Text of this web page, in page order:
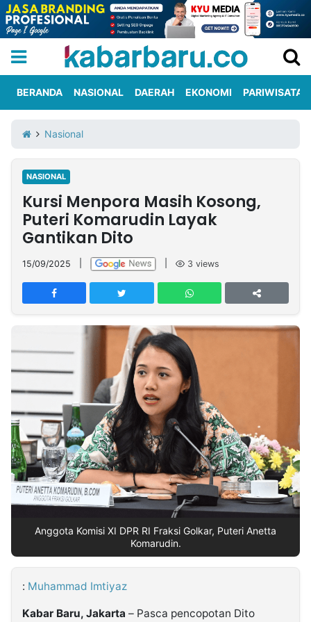
Iklan
Berita
Kami
Nasional
International
Olahraga
Entertainment
Daerah
Pariwisata
Kuliner
Kolom
Network
PT
TREETAN
Partner
Insight
NTB
Suara
Time
Lens
IDN
Daily
Jogja
Jalan
Rakyat
Idealita
News
Kita
Notice
Dinamikapost.com
Radar
Baru
Seedbacklink
Follow
Kabarbaru
BERANDA NASIONAL DAERAH EKONOMI PARIWISATA
Nasional
NASIONAL
Kursi Menpora Masih Kosong,
Puteri Komarudin Layak
Gantikan Dito
15/09/2025 3 views
Anggota Komisi XI DPR RI Fraksi Golkar, Puteri Anetta
Komarudin.
: Muhammad Imtiyaz
Kabar Baru, Jakarta – Pasca pencopotan Dito